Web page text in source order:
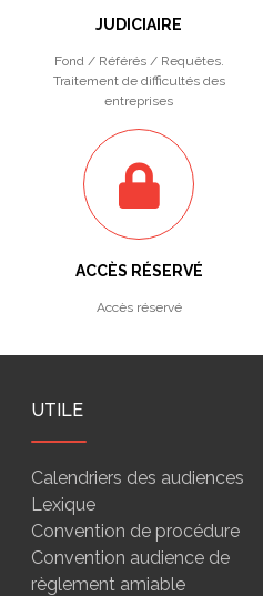
JUDICIAIRE
Fond / Référés / Requêtes.
Traitement de difficultés des
entreprises
ACCÈS RÉSERVÉ
Accès réservé
UTILE
Calendriers des audiences
Lexique
Convention de procédure
Convention audience de
règlement amiable